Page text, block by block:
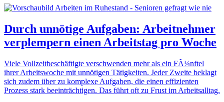
Durch unnötige Aufgaben: Arbeitnehmer
verplempern einen Arbeitstag pro Woche
Viele Vollzeitbeschäftigte verschwenden mehr als ein FÃ¼nftel
ihrer Arbeitswoche mit unnötigen Tätigkeiten. Jeder Zweite beklagt
sich zudem über zu komplexe Aufgaben, die einen effizienten
Prozess stark beeinträchtigen. Das führt oft zu Frust im Arbeitsalltag.